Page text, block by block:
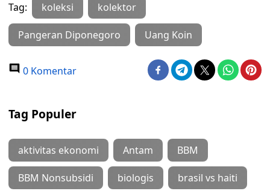
Tag: koleksi kolektor
Pangeran Diponegoro Uang Koin
0 Komentar
Tag Populer
aktivitas ekonomi Antam BBM
BBM Nonsubsidi biologis brasil vs haiti